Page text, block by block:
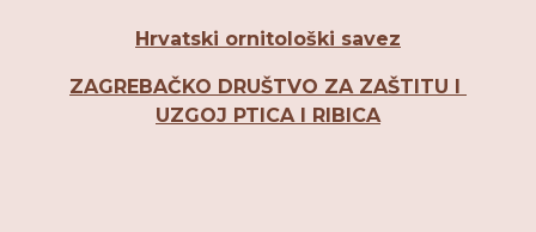
Hrvatski ornitološki savez
ZAGREBAČKO DRUŠTVO ZA ZAŠTITU I
UZGOJ PTICA I RIBICA